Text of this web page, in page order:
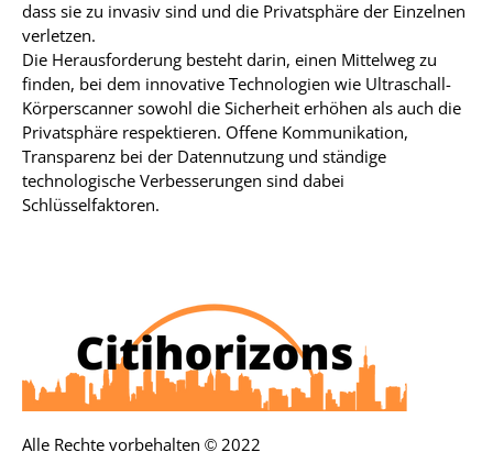
dass sie zu invasiv sind und die Privatsphäre der Einzelnen
verletzen.
Die Herausforderung besteht darin, einen Mittelweg zu
finden, bei dem innovative Technologien wie Ultraschall-
Körperscanner sowohl die Sicherheit erhöhen als auch die
Privatsphäre respektieren. Offene Kommunikation,
Transparenz bei der Datennutzung und ständige
technologische Verbesserungen sind dabei
Schlüsselfaktoren.
Alle Rechte vorbehalten © 2022